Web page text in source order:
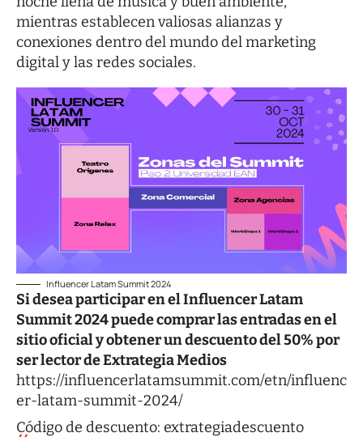
mientras establecen valiosas alianzas y
conexiones dentro del mundo del marketing
digital y las redes sociales.
Influencer Latam Summit 2024
Si desea participar en el Influencer Latam
Summit 2024 puede comprar las entradas en el
sitio oficial y obtener un descuento del 50% por
ser lector de Extrategia Medios
https://influencerlatamsummit.com/etn/influenc
er-latam-summit-2024/
Código de descuento: extrategiadescuento